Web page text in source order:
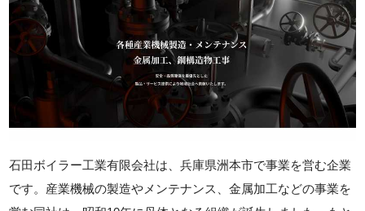
石田ボイラー工業有限会社は、兵庫県洲本市で事業を営む企業
です。産業機械の製造やメンテナンス、金属加工などの事業を